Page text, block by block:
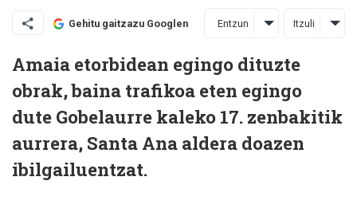
Gehitu gaitzazu Googlen Entzun Itzuli
Amaia etorbidean egingo dituzte
obrak, baina trafikoa eten egingo
dute Gobelaurre kaleko 17. zenbakitik
aurrera, Santa Ana aldera doazen
ibilgailuentzat.